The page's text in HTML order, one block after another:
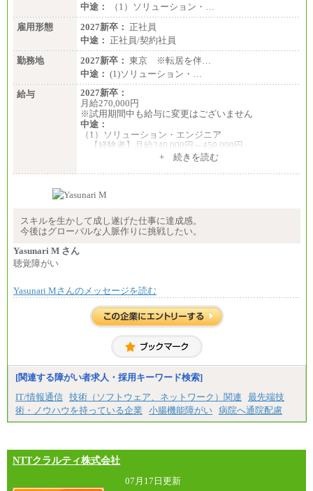
中途：
（1）ソリューション・…
雇用形態
2027新卒： 正社員
中途： 正社員/契約社員
勤務地
2027新卒： 東京 ※転居を伴…
中途： (1)ソリューション・…
給与
2027新卒：
月給270,000円
※試用期間中も給与に変更はございません
中途：
（1）ソリューション・エンジニア
【経験者】月給240,000円～450,000円
※地域や業務内容によって変動があります
※地域や業務内容によって変動があります
（2）一般事務
※地域や業務内容によって変動があります
（3）庶務/軽作業
+ 続きを読む
スキルを生かして成し遂げた仕事に達成感。
今後はグローバルな人脈作りに挑戦したい。
Yasunari M さん
聴覚障がい
Yasunari Mさんのメッセージを読む
[関連する障がい者求人・採用キーワード検索]
IT/情報通信 技術（ソフトウェア、ネットワーク）関連
最先端技
術・ノウハウを持っている企業
小腸機能障がい 病院へ通院配慮
NTTクラルティ株式会社
07月17日更新